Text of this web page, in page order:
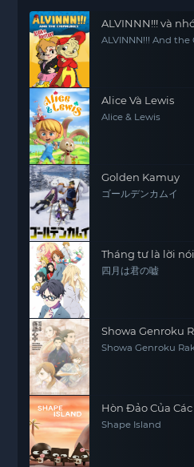
ALVINNN!!! và
ALVINNN!!! And the
Alice Và Lewis
Alice & Lewis
Golden Kamuy
ゴールデンカムイ
Tháng tư là lời
四月は君の嘘
Showa Genroku
Showa Genroku
Hòn Đảo Của
Shape Island